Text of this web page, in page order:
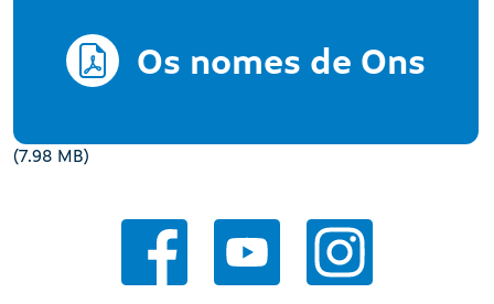
Os nomes de Ons
(7.98 MB)